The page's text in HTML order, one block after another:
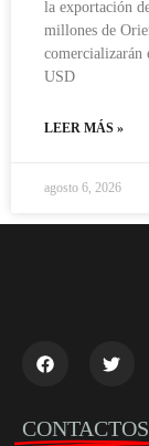
la exportación
millones de
comercializarán
USD
LEER MÁS »
agosto 6, 2026
CONTACTOS